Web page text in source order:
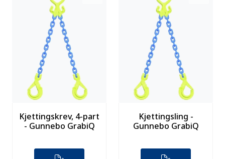
Kjettingskrev, 4-part
- Gunnebo GrabiQ
Kjettingsling -
Gunnebo GrabiQ